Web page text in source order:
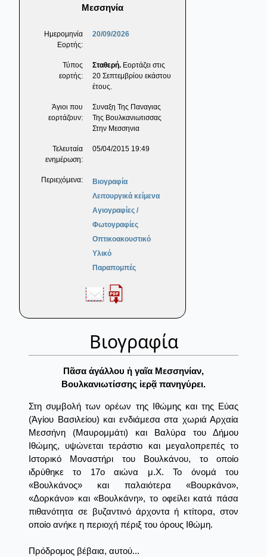
Μεσσηνία
Ημερομηνία
Εορτής:
20/09/2026
Τύπος
εορτής:
Σταθερή. Εορτάζει στις
20 Σεπτεμβρίου εκάστου
έτους.
Άγιοι που
εορτάζουν:
Συναξη Της Παναγιας
Της Βουλκανιωτισσας
Στην Μεσσηνια
Τελευταία
ενημέρωση:
05/04/2015 19:49
Περιεχόμενα:
Βιογραφία
Λειτουργικά κείμενα
Αγιογραφίες /
Φωτογραφίες
Οπτικοακουστικό
Υλικό
Παραπομπές
Βιογραφία
Πᾶσα ἀγάλλου ἡ γαῖα Μεσσηνίαν,
Βουλκανιωτίσσης ἱερᾷ πανηγύρει.
Στη συμβολή των ορέων της Ιθώμης και της Εύας
(Ἁγίου Βασιλείου) και ενδιάμεσα στα χωριά Αρχαία
Μεσσήνη (Μαυρομμάτι) και Βαλύρα του Δήμου
Ιθώμης, υψώνεται τεράστιο και μεγαλοπρεπές το
Ιστορικό Μοναστήρι του Βουλκάνου, το οποίο
ιδρύθηκε το 17ο αιώνα μ.Χ. Το όνομά του
«Βουλκάνος» και παλαιότερα «Βουρκάνο»,
«Δορκάνο» και «Βουλκάνη», το οφείλει κατά πάσα
πιθανότητα σε βυζαντινό άρχοντα ή κτίτορα, στον
οποίο ανήκε η περιοχή πέριξ του όρους Ιθώμη.
Πρόδρομος βέβαια, αυτού...